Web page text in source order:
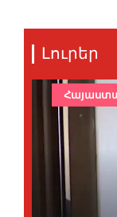
Լուրեր